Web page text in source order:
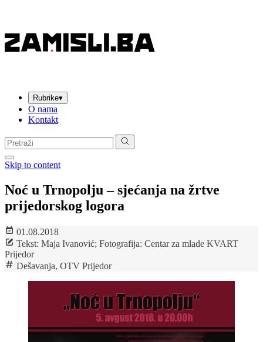
Rubrike▾
O nama
Kontakt
Pretraga:
Skip to content
Noć u Trnopolju – sjećanja na žrtve
prijedorskog logora
01.08.2018
Tekst: Maja Ivanović; Fotografija: Centar za mlade KVART
Prijedor
Dešavanja, OTV Prijedor